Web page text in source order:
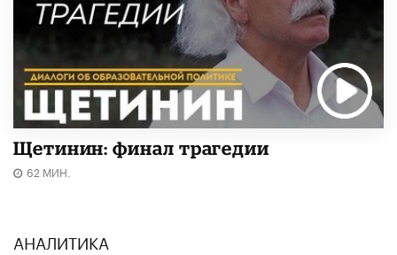
Щетинин: финал трагедии
62 МИН.
АНАЛИТИКА